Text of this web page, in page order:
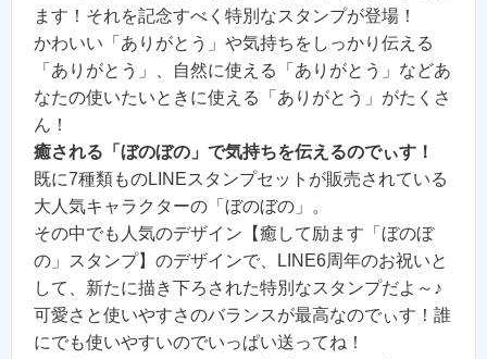
ます！それを記念すべく特別なスタンプが登場！
かわいい「ありがとう」や気持ちをしっかり伝える
「ありがとう」、自然に使える「ありがとう」などあ
なたの使いたいときに使える「ありがとう」がたくさ
ん！
癒される「ぼのぼの」で気持ちを伝えるのでぃす！
既に7種類ものLINEスタンプセットが販売されている
大人気キャラクターの「ぼのぼの」。
その中でも人気のデザイン【癒して励ます「ぼのぼ
の」スタンプ】のデザインで、LINE6周年のお祝いと
して、新たに描き下ろされた特別なスタンプだよ～♪
可愛さと使いやすさのバランスが最高なのでぃす！誰
にでも使いやすいのでいっぱい送ってね！